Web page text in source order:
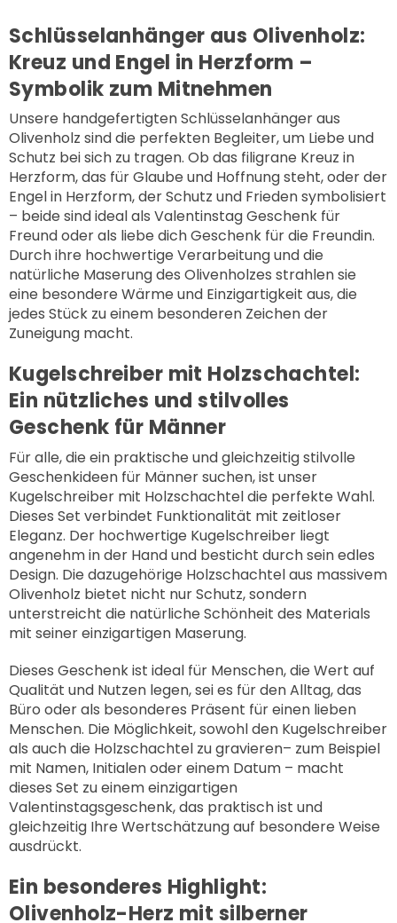
Schlüsselanhänger aus Olivenholz:
Kreuz und Engel in Herzform –
Symbolik zum Mitnehmen
Unsere handgefertigtenSchlüsselanhänger aus
Olivenholz sind die perfekten Begleiter, um Liebe und
Schutz bei sich zu tragen. Ob das filigrane Kreuz in
Herzform, das für Glaube und Hoffnung steht, oder der
Engel in Herzform, der Schutz und Frieden symbolisiert
– beide sind ideal als Valentinstag Geschenk für
Freund oder als liebe dich Geschenk für die Freundin.
Durch ihre hochwertige Verarbeitung und die
natürliche Maserung des Olivenholzes strahlen sie
eine besondere Wärme und Einzigartigkeit aus, die
jedes Stück zu einem besonderen Zeichen der
Zuneigung macht.
Kugelschreiber mit Holzschachtel:
Ein nützliches und stilvolles
Geschenk für Männer
Für alle, die ein praktische und gleichzeitig stilvolle
Geschenkideen für Männer suchen, ist unser
Kugelschreiber mit Holzschachteldie perfekte Wahl.
Dieses Set verbindet Funktionalität mit zeitloser
Eleganz. Der hochwertige Kugelschreiber liegt
angenehm in der Hand und besticht durch sein edles
Design. Die dazugehörige Holzschachtel aus massivem
Olivenholz bietet nicht nur Schutz, sondern
unterstreicht die natürliche Schönheit des Materials
mit seiner einzigartigen Maserung.
Dieses Geschenk ist ideal für Menschen, die Wert auf
Qualität und Nutzen legen, sei es für den Alltag, das
Büro oder als besonderes Präsent für einen lieben
Menschen. Die Möglichkeit, sowohl den Kugelschreiber
als auch die Holzschachtel zu gravieren– zum Beispiel
mit Namen, Initialen oder einem Datum – macht
dieses Set zu einem einzigartigen
Valentinstagsgeschenk, das praktisch ist und
gleichzeitig Ihre Wertschätzung auf besondere Weise
ausdrückt.
Ein besonderes Highlight:
Olivenholz-Herz mit silberner